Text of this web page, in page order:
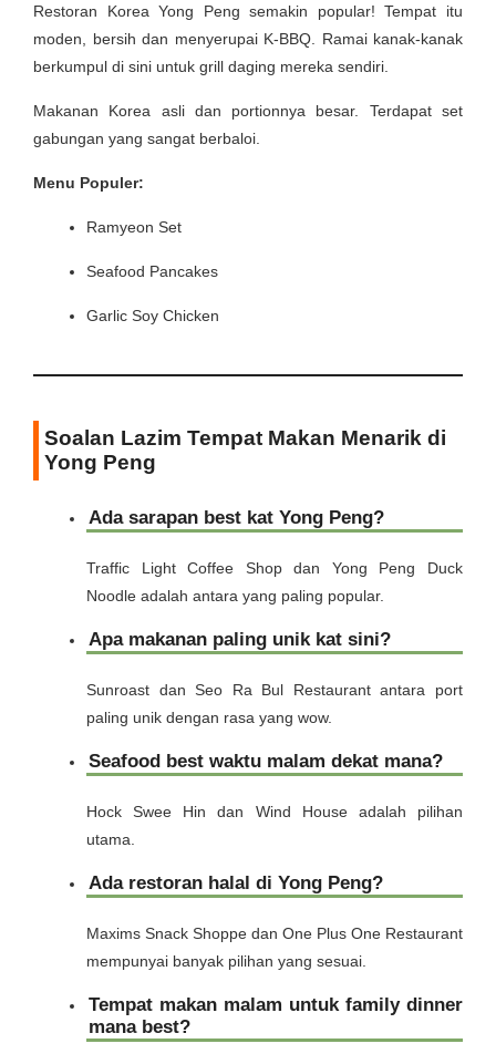
Restoran Korea Yong Peng semakin popular! Tempat itu
moden, bersih dan menyerupai K-BBQ. Ramai kanak-kanak
berkumpul di sini untuk grill daging mereka sendiri.
Makanan Korea asli dan portionnya besar. Terdapat set
gabungan yang sangat berbaloi.
Menu Populer:
Ramyeon Set
Seafood Pancakes
Garlic Soy Chicken
Soalan Lazim Tempat Makan Menarik di
Yong Peng
Ada sarapan best kat Yong Peng?
Traffic Light Coffee Shop dan Yong Peng Duck
Noodle adalah antara yang paling popular.
Apa makanan paling unik kat sini?
Sunroast dan Seo Ra Bul Restaurant antara port
paling unik dengan rasa yang wow.
Seafood best waktu malam dekat mana?
Hock Swee Hin dan Wind House adalah pilihan
utama.
Ada restoran halal di Yong Peng?
Maxims Snack Shoppe dan One Plus One Restaurant
mempunyai banyak pilihan yang sesuai.
Tempat makan malam untuk family dinner
mana best?